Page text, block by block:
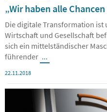
„Wir haben alle
Die digitale Transformation
Wirtschaft und Gesellschaft
sich ein mittelständischer
führender ...
22.11.2018